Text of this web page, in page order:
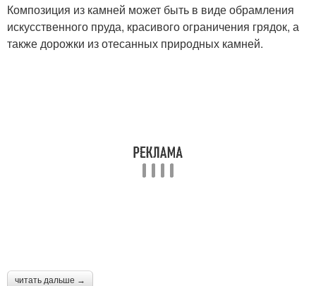
Композиция из камней может быть в виде обрамления
искусственного пруда, красивого ограничения грядок, а
также дорожки из отесанных природных камней.
читать дальше →